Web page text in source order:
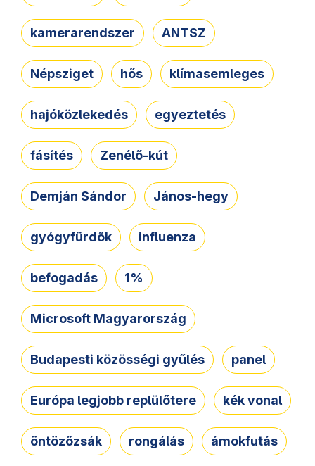
kamerarendszer ANTSZ
Népsziget hős klímasemleges
hajóközlekedés egyeztetés
fásítés Zenélő-kút
Demján Sándor János-hegy
gyógyfürdők influenza
befogadás 1%
Microsoft Magyarország
Budapesti közösségi gyűlés panel
Európa legjobb replülőtere kék vonal
öntözőzsák rongálás ámokfutás